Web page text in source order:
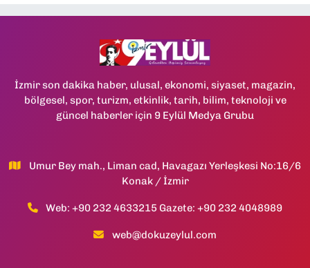
İzmir son dakika haber, ulusal, ekonomi, siyaset, magazin,
bölgesel, spor, turizm, etkinlik, tarih, bilim, teknoloji ve
güncel haberler için 9 Eylül Medya Grubu
Umur Bey mah., Liman cad, Havagazı Yerleşkesi No:16/6
Konak / İzmir
Web: +90 232 4633215 Gazete: +90 232 4048989
web@dokuzeylul.com